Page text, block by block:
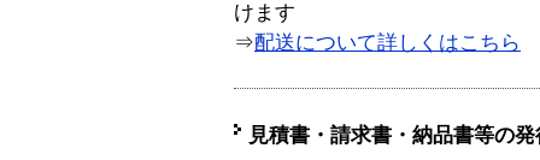
けます
⇒配送について詳しくはこちら
見積書・請求書・納品書等の